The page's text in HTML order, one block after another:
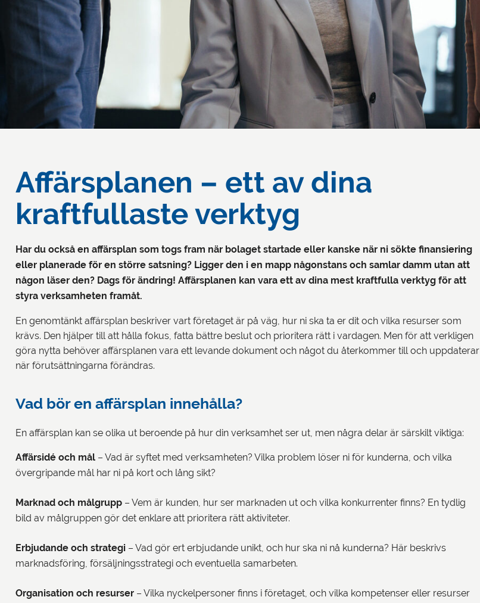
Affärsplanen – ett av dina
kraftfullaste verktyg
Har du också en affärsplan som togs fram när bolaget startade eller kanske när ni sökte finansiering
eller planerade för en större satsning? Ligger den i en mapp någonstans och samlar damm utan att
någon läser den? Dags för ändring! Affärsplanen kan vara ett av dina mest kraftfulla verktyg för att
styra verksamheten framåt.
En genomtänkt affärsplan beskriver vart företaget är på väg, hur ni ska ta er dit och vilka resurser som
krävs. Den hjälper till att hålla fokus, fatta bättre beslut och prioritera rätt i vardagen. Men för att verkligen
göra nytta behöver affärsplanen vara ett levande dokument och något du återkommer till och uppdaterar
när förutsättningarna förändras.
Vad bör en affärsplan innehålla?
En affärsplan kan se olika ut beroende på hur din verksamhet ser ut, men några delar är särskilt viktiga:
Affärsidé och mål – Vad är syftet med verksamheten? Vilka problem löser ni för kunderna, och vilka
övergripande mål har ni på kort och lång sikt?
Marknad och målgrupp – Vem är kunden, hur ser marknaden ut och vilka konkurrenter finns? En tydlig
bild av målgruppen gör det enklare att prioritera rätt aktiviteter.
Erbjudande och strategi – Vad gör ert erbjudande unikt, och hur ska ni nå kunderna? Här beskrivs
marknadsföring, försäljningsstrategi och eventuella samarbeten.
Organisation och resurser – Vilka nyckelpersoner finns i företaget, och vilka kompetenser eller resurser